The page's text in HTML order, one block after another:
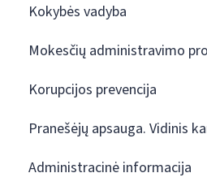
Kokybės vadyba
Mokesčių administravimo
Korupcijos prevencija
Pranešėjų apsauga. Vidinis
Administracinė informacija